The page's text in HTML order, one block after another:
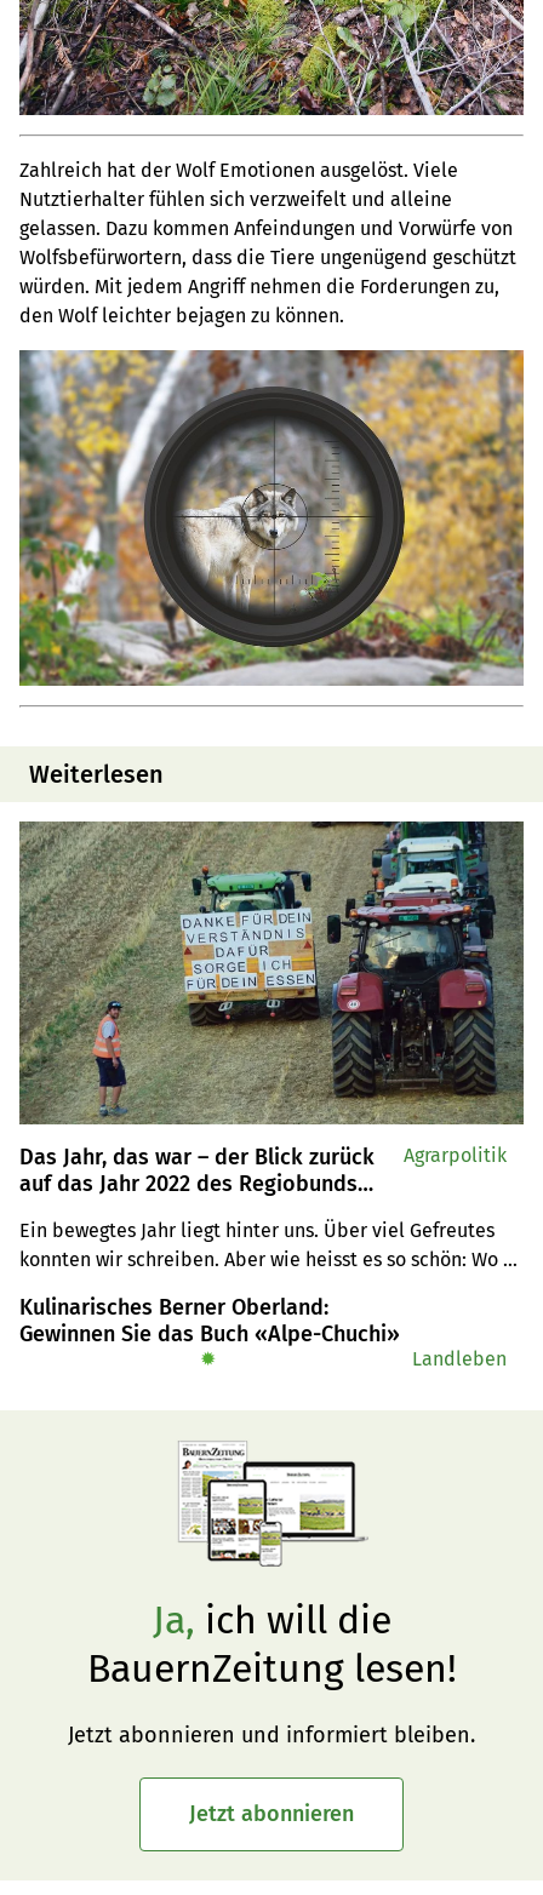
Zahlreich hat der Wolf Emotionen ausgelöst. Viele
Nutztierhalter fühlen sich verzweifelt und alleine
gelassen. Dazu kommen Anfeindungen und Vorwürfe von
Wolfs­befür­wortern, dass die Tiere ungenügend geschützt
würden. Mit jedem Angriff nehmen die Forderungen zu,
den Wolf leichter bejagen zu können.
Weiterlesen
Das Jahr, das war – der Blick zurück
auf das Jahr 2022 des Regiobunds
Teil 1
Ein bewegtes Jahr liegt hinter uns. Über viel Gefreutes
konnten wir schreiben. Aber wie heisst es so schön: Wo
an Unerfreulichem zu berichten. Wir präsentieren in
unserem zweiteiligen Jahresrückblick eine kleine
Agrarpolitik
Kulinarisches Berner Oberland:
Gewinnen Sie das Buch «Alpe-Chuchi»
✹ Landleben
Ja, ich will die
BauernZeitung lesen!
Jetzt abonnieren und informiert bleiben.
Jetzt abonnieren